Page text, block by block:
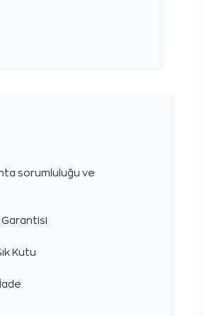
sorumluluğu ve
Garantisi
Kutu